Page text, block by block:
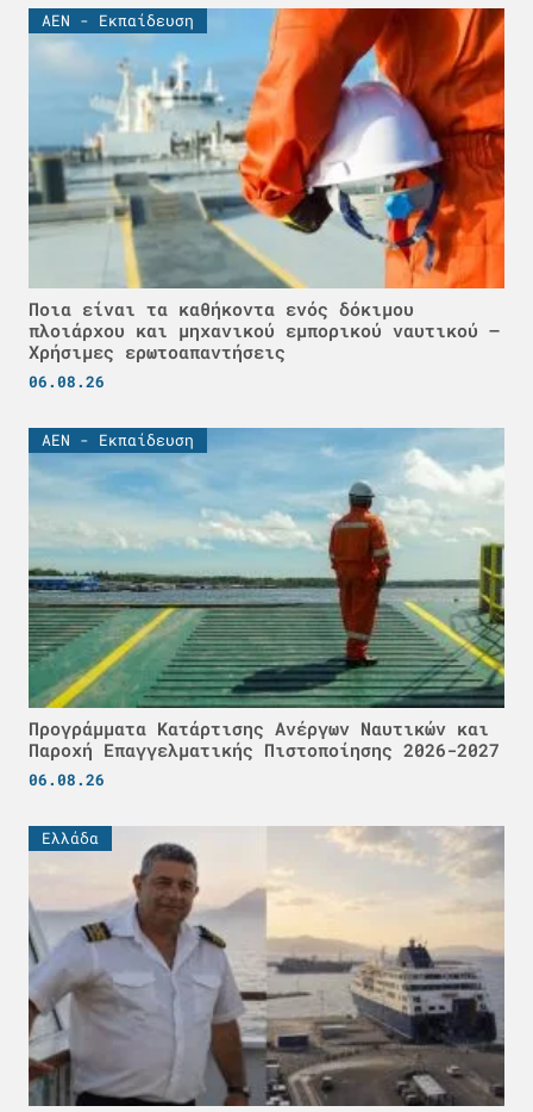
ΑΕΝ - Εκπαίδευση
Ποια είναι τα καθήκοντα ενός δόκιμου
πλοιάρχου και μηχανικού εμπορικού ναυτικού –
Χρήσιμες ερωτοαπαντήσεις
06.08.26
ΑΕΝ - Εκπαίδευση
Προγράμματα Κατάρτισης Ανέργων Ναυτικών και
Παροχή Επαγγελματικής Πιστοποίησης 2026-2027
06.08.26
Ελλάδα